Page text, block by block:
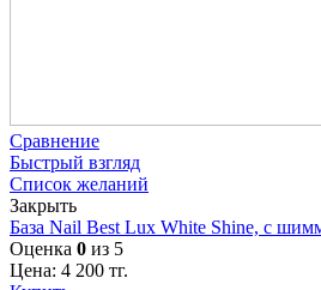
Сравнение
Быстрый взгляд
Список желаний
Закрыть
База Nail Best Lux White Shine, с
Оценка 0 из 5
Цена: 4 200 тг.